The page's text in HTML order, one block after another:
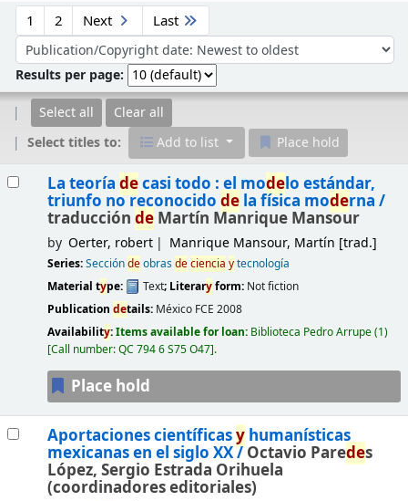
1 2 Next Last
Sort by:
Results per page:
Select all
Clear all
Select titles to:
Add to list Place hold
La teoría decasi todo : el modelo estándar,
triunfo no reconocido dela física moderna /
traducción deMartín Manrique Mansour
by Oerter, robert Manrique Mansour, Martín [trad.]
Series:Seccióndeobrasdeciencia ytecnología
Material type: Text; Literaryform: Not fiction
Publication details: México FCE 2008
Availability:Items available for loan: Biblioteca Pedro Arrupe(1)
Call number:QC 794 6 S75 O47 .
Place hold
Aportaciones científicasyhumanísticas
mexicanas en el siglo XX /Octavio Paredes
López, Sergio Estrada Orihuela
(coordinadores editoriales)